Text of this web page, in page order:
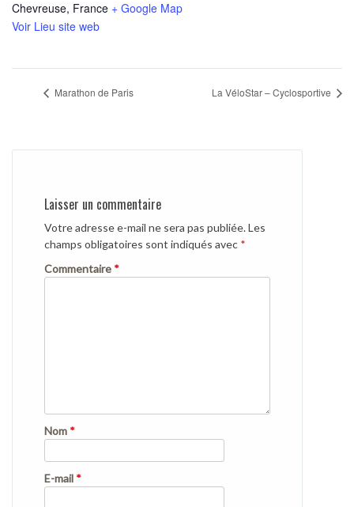
Chevreuse, France + Google Map
Voir Lieu site web
Marathon de Paris La VéloStar – Cyclosportive
Laisser un commentaire
Votre adresse e-mail ne sera pas publiée.Les
champs obligatoires sont indiqués avec *
Commentaire *
Nom *
E-mail *